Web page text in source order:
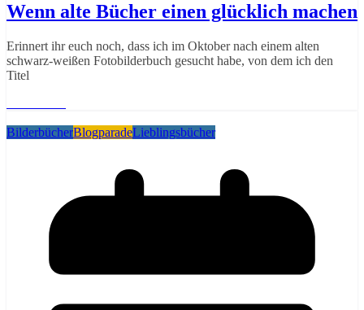
Wenn alte Bücher einen glücklich machen
Erinnert ihr euch noch, dass ich im Oktober nach einem alten
schwarz-weißen Fotobilderbuch gesucht habe, von dem ich den
Titel
BilderbücherBlogparadeLieblingsbücher